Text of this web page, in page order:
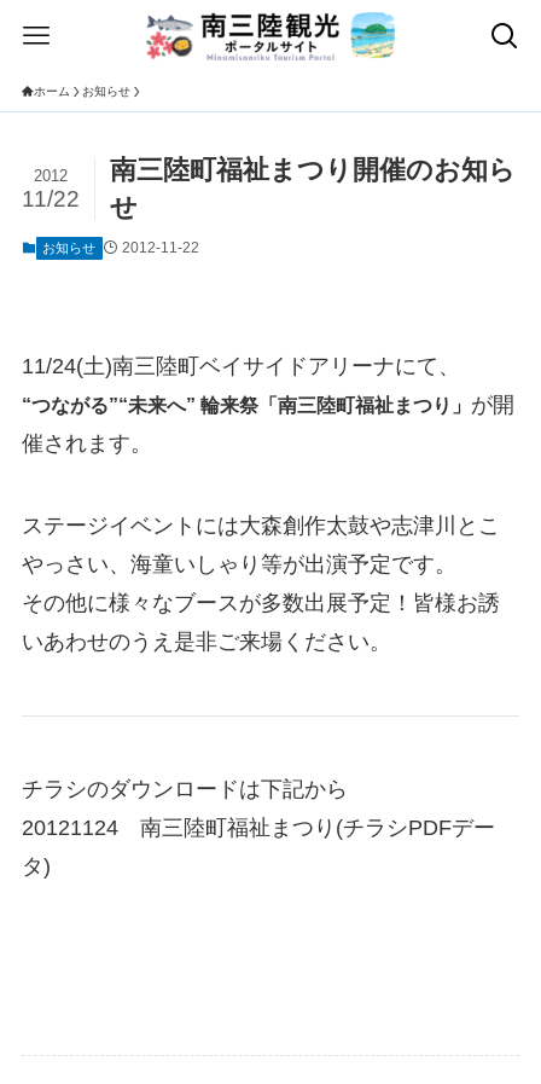
ホーム お知らせ
南三陸町福祉まつり開催のお知ら
せ
2012
11/22
お知らせ 2012-11-22
11/24(土)南三陸町ベイサイドアリーナにて、
“つながる”“未来へ” 輪来祭「南三陸町福祉まつり」 が開
催されます。
ステージイベントには大森創作太鼓や志津川とこ
やっさい、海童いしゃり等が出演予定です。
その他に様々なブースが多数出展予定！皆様お誘
いあわせのうえ是非ご来場ください。
チラシのダウンロードは下記から
20121124 南三陸町福祉まつり(チラシPDFデー
タ)